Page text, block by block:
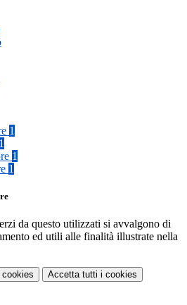
1
1
1
1
da questo utilizzati si avvalgono di
ed utili alle finalità illustrate nella
cookies Accetta tutti i cookies